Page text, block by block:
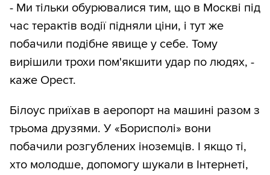
- Ми тільки обурювалися тим, що в Москві під
час терактів водії підняли ціни, і тут же
побачили подібне явище у себе. Тому
вирішили трохи пом'якшити удар по людях, -
каже Орест.
Білоус приїхав в аеропорт на машині разом з
трьома друзями. У «Борисполі» вони
побачили розгублених іноземців. І якщо ті,
хто молодше, допомогу шукали в Інтернеті,